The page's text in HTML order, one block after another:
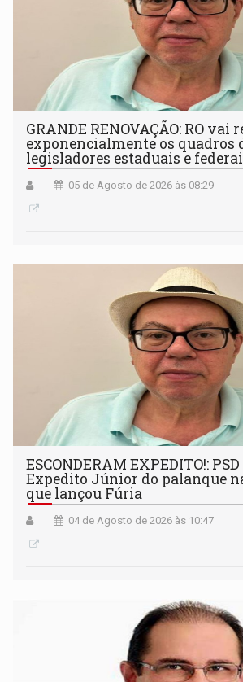
GRANDE RENOVAÇÃO: RO vai
exponencialmente os quadros
legisladores estaduais e
05 de Agosto de 2026 às 08:29
ESCONDERAM EXPEDITO!:
Expedito Júnior do palanque
que lançou Fúria
04 de Agosto de 2026 às 10:47